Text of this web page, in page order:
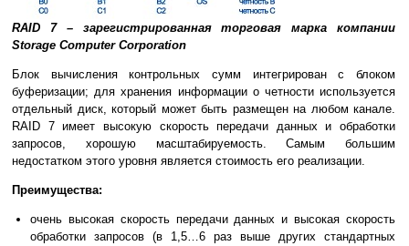
RAID 7 – зарегистрированная торговая марка компании
Storage Computer Corporation
Блок вычисления контрольных сумм интегрирован с блоком
буферизации; для хранения информации о четности используется
отдельный диск, который может быть размещен на любом канале.
RAID 7 имеет высокую скорость передачи данных и обработки
запросов, хорошую масштабируемость. Самым большим
недостатком этого уровня является стоимость его реализации.
Преимущества:
очень высокая скорость передачи данных и высокая скорость
обработки запросов (в 1,5…6 раз выше других стандартных